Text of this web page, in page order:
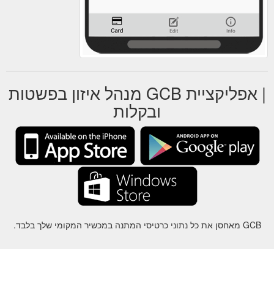
| אפליקציית GCB מנהל איזון בפשטות
ובקלות
GCB מאחסן את כל נתוני כרטיסי המתנה במכשיר המקומי שלך בלבד.